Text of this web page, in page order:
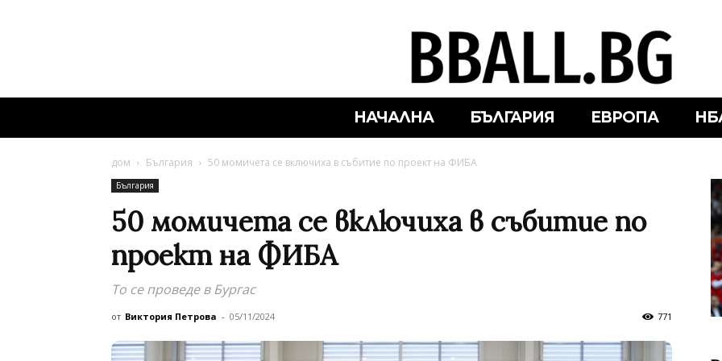
НАЧАЛНА БЪЛГАРИЯ ЕВРОПА
дом България 50 момичета се включиха в събитие по проект на ФИБА
България
50 момичета се включиха в събитие по
проект на ФИБА
То се проведе в Бургас
от Виктория Петрова - 05/11/2024 771